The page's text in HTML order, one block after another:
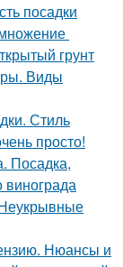
посадки
грунт
Виды
Стиль
просто!
Посадка,
Нюансы и